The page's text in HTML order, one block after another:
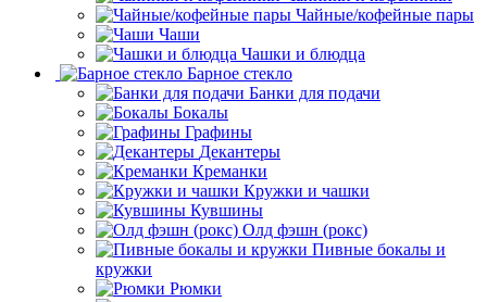
Чайные/кофейные пары
Чаши
Чашки и блюдца
Барное стекло
Банки для подачи
Бокалы
Графины
Декантеры
Креманки
Кружки и чашки
Кувшины
Олд фэшн (рокс)
Пивные бокалы и
кружки
Рюмки